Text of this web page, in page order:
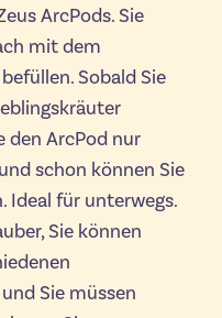
ArcPods. Sie
mit dem
Sobald Sie
den ArcPod nur
schon können Sie
Ideal für unterwegs.
Sie können
Sie müssen